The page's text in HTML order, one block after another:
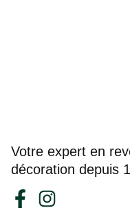
Votre expert en
décoration depuis